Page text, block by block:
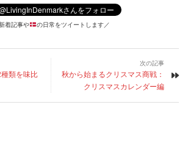
着記事や の日常をツイートします／
類を味比
次の記事
秋から始まるクリスマス商戦：
クリスマスカレンダー編